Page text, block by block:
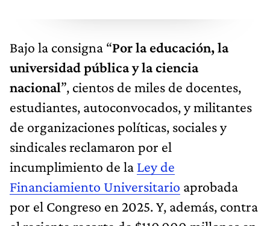
Bajo la consigna “Por la educación, la
universidad pública y la ciencia
nacional”, cientos de miles de docentes,
estudiantes, autoconvocados, y militantes
de organizaciones políticas, sociales y
sindicales reclamaron por el
incumplimiento de la Ley de
Financiamiento Universitario aprobada
por el Congreso en 2025. Y, además, contra